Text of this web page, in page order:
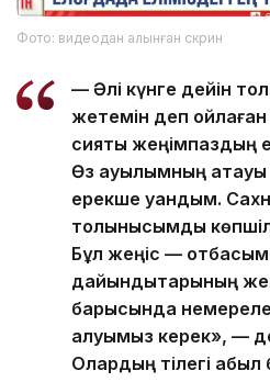
Фото: видеодан алынған скрин
— Әлі күнге дейін
жетемін деп
сияқты жеңімпаздың
Өз ауылымның атауы
ерекше қуандым.
толқынысымды
Бұл жеңіс —
дайындықтарының
барысында
алуымыз керек», —
Олардың тілегі